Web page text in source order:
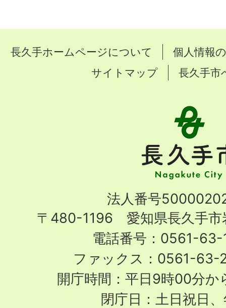
長久手ホームページについて
個人情報
サイトマップ
長久手市
手
市
City
法人番号
〒480-1196 愛知県長久手市
電話番号：0561-63-
ファックス：0561-63-
開庁時間：平日9時00分か
閉庁日：土日祝日